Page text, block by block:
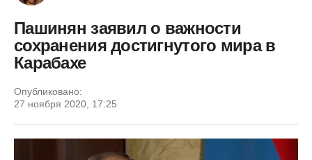
Пашинян заявил о важности
сохранения достигнутого мира в
Карабахе
Опубликовано:
27 ноября 2020, 17:25